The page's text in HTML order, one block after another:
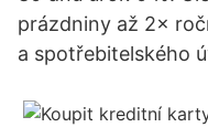
prázdniny až 2×
a spotřebitelského